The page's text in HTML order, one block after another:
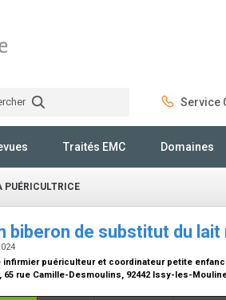
Service
Traités EMC Domaines
PUÉRICULTRICE
biberon de substitut du
infirmier puériculteur et coordinateur petite
, 65 rue Camille-Desmoulins, 92442 Issy-les-